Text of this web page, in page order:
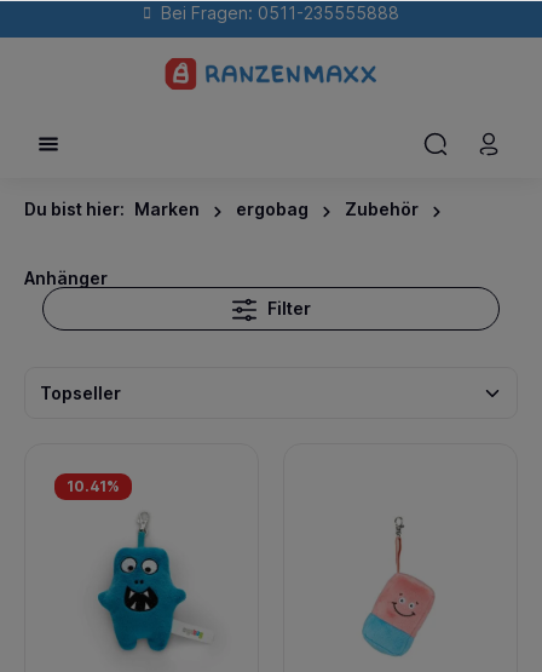
Bei Fragen: 0511-235555888
Du bist hier: Marken ergobag Zubehör
Anhänger
Filter
10.41%